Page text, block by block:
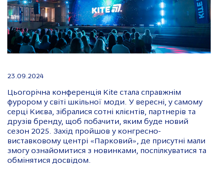
23.09.2024
Цьогорічна конференція Kite стала справжнім
фурором у світі шкільної моди. У вересні, у самому
серці Києва, зібралися сотні клієнтів, партнерів та
друзів бренду, щоб побачити, яким буде новий
сезон 2025. Захід пройшов у конгресно-
виставковому центрі «Парковий», де присутні мали
змогу ознайомитися з новинками, поспілкуватися та
обмінятися досвідом.